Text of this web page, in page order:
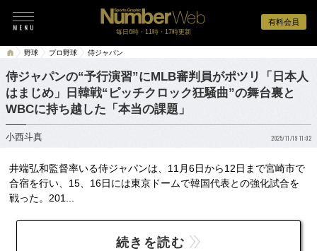
有料会員
毎日6時・11時・17時更新
野球 プロ野球 侍ジャパン
侍ジャパンの“予行演習”にMLB審判員がポツリ「日本人
はまじめ」日韓戦“ピッチクロック狂騒曲”の舞台裏と
WBCに持ち越した「本当の課題」
小西斗真 2025/11/19 11:02
井端弘和監督率いる侍ジャパンは、11月6日から12日まで宮崎市で
合宿を行い、15、16日には東京ドームで韓国代表との強化試合を
戦った。201...
続きを読む